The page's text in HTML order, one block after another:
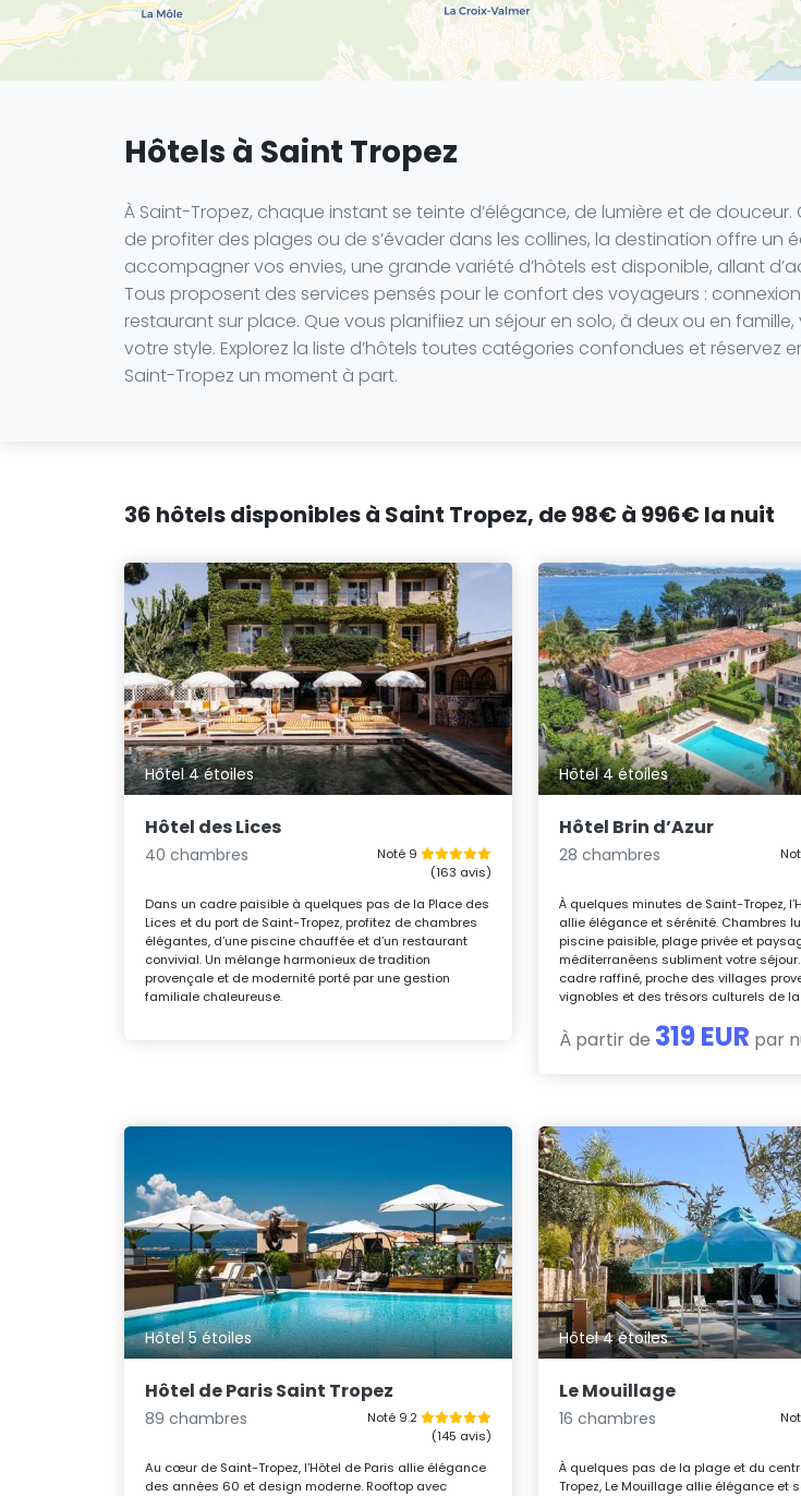
Hôtels à Saint Tropez
À Saint-Tropez, chaque instant se teinte d’élégance, de lumière et de douceur.
de profiter des plages ou de s’évader dans les collines, la destination offre un
accompagner vos envies, une grande variété d’hôtels est disponible, allant
Tous proposent des services pensés pour le confort des voyageurs :
restaurant sur place. Que vous planifiiez un séjour en solo, à deux ou en
votre style. Explorez la liste d’hôtels toutes catégories confondues et
Saint-Tropez un moment à part.
36 hôtels disponibles à Saint Tropez, de 98€ à 996€ la nuit
Hôtel 4 étoiles
Hôtel des Lices
40 chambres
Noté 9
(163 avis)
Dans un cadre paisible à quelques pas de la Place des
Lices et du port de Saint-Tropez, profitez de chambres
élégantes, d’une piscine chauffée et d’un restaurant
convivial. Un mélange harmonieux de tradition
provençale et de modernité porté par une gestion
familiale chaleureuse.
Hôtel 4 étoiles
Hôtel Brin d’Azur
28 chambres
À quelques minutes de Saint-Tropez,
allie élégance et sérénité. Chambres
piscine paisible, plage privée et
méditerranéens subliment votre
cadre raffiné, proche des villages
vignobles et des trésors culturels de
À partir de 319 EUR par
Hôtel 5 étoiles
Hôtel de Paris Saint Tropez
89 chambres
Noté 9.2
(145 avis)
Au cœur de Saint-Tropez, l’Hôtel de Paris allie élégance
des années 60 et design moderne. Rooftop avec
Hôtel 4 étoiles
Le Mouillage
16 chambres
À quelques pas de la plage et du
Tropez, Le Mouillage allie élégance et